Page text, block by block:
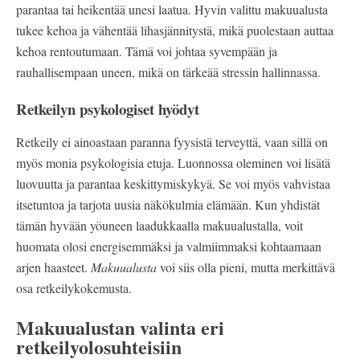
parantaa tai heikentää unesi laatua. Hyvin valittu makuualusta
tukee kehoa ja vähentää lihasjännitystä, mikä puolestaan auttaa
kehoa rentoutumaan. Tämä voi johtaa syvempään ja
rauhallisempaan uneen, mikä on tärkeää stressin hallinnassa.
Retkeilyn psykologiset hyödyt
Retkeily ei ainoastaan paranna fyysistä terveyttä, vaan sillä on
myös monia psykologisia etuja. Luonnossa oleminen voi lisätä
luovuutta ja parantaa keskittymiskykyä. Se voi myös vahvistaa
itsetuntoa ja tarjota uusia näkökulmia elämään. Kun yhdistät
tämän hyvään yöuneen laadukkaalla makuualustalla, voit
huomata olosi energisemmäksi ja valmiimmaksi kohtaamaan
arjen haasteet. Makuualustavoi siis olla pieni, mutta merkittävä
osa retkeilykokemusta.
Makuualustan valinta eri
retkeilyolosuhteisiin